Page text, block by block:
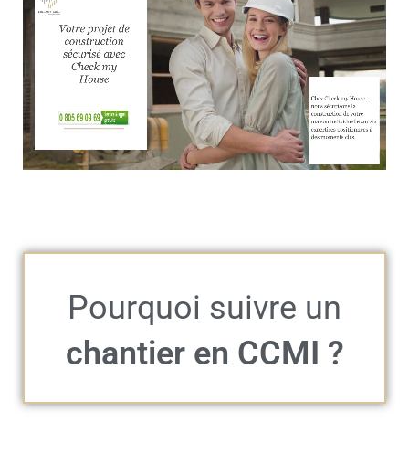
Pourquoi suivre un
chantier en CCMI ?